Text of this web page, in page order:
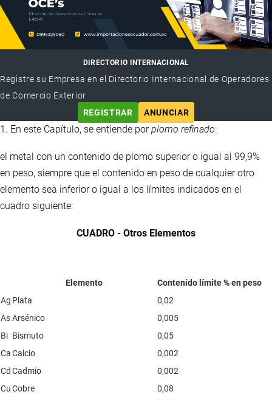
DIRECTORIO INTERNACIONAL
Registre su Empresa en el Directorio Internacional de Operadores
de Comercio Exterior
REGISTRAR
ANUNCIAR
1. En este Capítulo, se entiende porplomo refinado:
el metal con un contenido de plomo superior o igual al 99,9%
en peso, siempre que el contenido en peso de cualquier otro
elemento sea inferior o igual a los límites indicados en el
cuadro siguiente:
CUADRO - Otros Elementos
Elemento
Contenido límite % en peso
Ag Plata
0,02
AsArsénico
0,005
Bi Bismuto
0,05
CaCalcio
0,002
CdCadmio
0,002
CuCobre
0,08